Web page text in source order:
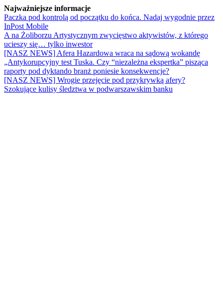
Najważniejsze informacje
Paczka pod kontrolą od początku do końca. Nadaj wygodnie przez
InPost Mobile
A na Żoliborzu Artystycznym zwycięstwo aktywistów, z którego
ucieszy się… tylko inwestor
[NASZ NEWS] Afera Hazardowa wraca na sądową wokandę
„Antykorupcyjny test Tuska. Czy “niezależna ekspertka” pisząca
raporty pod dyktando branż poniesie konsekwencje?
[NASZ NEWS] Wrogie przejęcie pod przykrywką afery?
Szokujące kulisy śledztwa w podwarszawskim banku